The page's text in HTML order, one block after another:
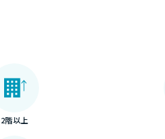
2階以上